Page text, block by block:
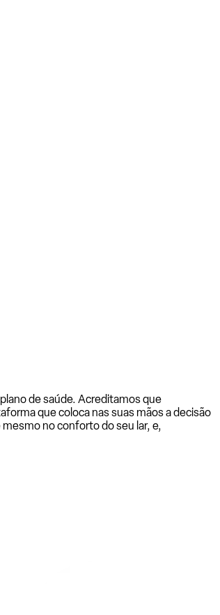
de saúde. Acreditamos que
que coloca nas suas mãos a decisão
no conforto do seu lar, e,